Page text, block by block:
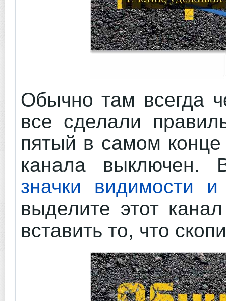
Обычно там всегда
все сделали
пятый в самом конце
канала выключен.
значки видимости
выделите этот
вставить то, что